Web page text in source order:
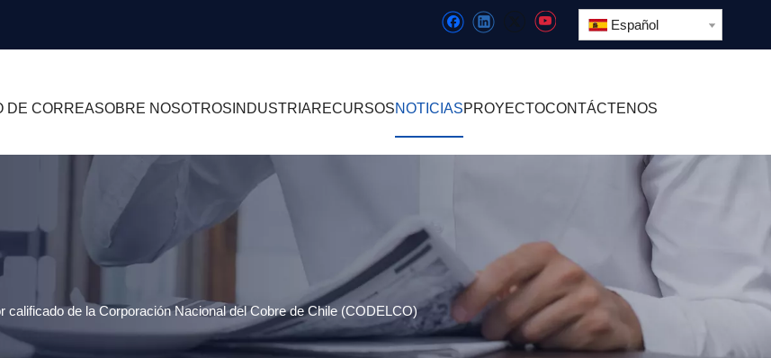
Español
DE CORREASOBRE NOSOTROS INDUSTRIARECURSOSNOTICIASPROYECTOCONTÁCTENOS
calificado de la Corporación Nacional del Cobre de Chile (CODELCO)